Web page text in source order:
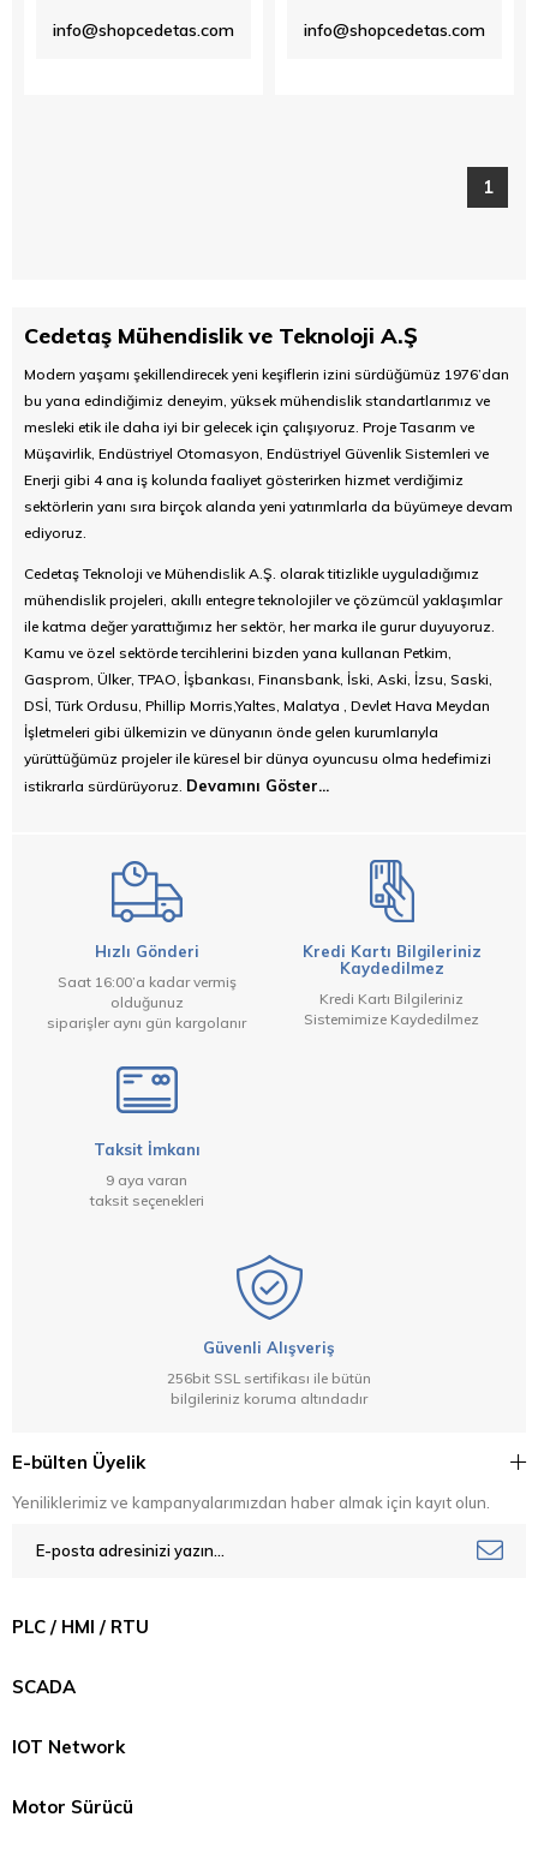
info@shopcedetas.com info@shopcedetas.com
1
Cedetaş Mühendislik ve Teknoloji A.Ş
Modern yaşamı şekillendirecek yeni keşiflerin izini sürdüğümüz 1976’dan
bu yana edindiğimiz deneyim, yüksek mühendislik standartlarımız ve
mesleki etik ile daha iyi bir gelecek için çalışıyoruz. Proje Tasarım ve
Müşavirlik, Endüstriyel Otomasyon, Endüstriyel Güvenlik Sistemleri ve
Enerji gibi 4 ana iş kolunda faaliyet gösterirken hizmet verdiğimiz
sektörlerin yanı sıra birçok alanda yeni yatırımlarla da büyümeye devam
ediyoruz.
Cedetaş Teknoloji ve Mühendislik A.Ş. olarak titizlikle uyguladığımız
mühendislik projeleri, akıllı entegre teknolojiler ve çözümcül yaklaşımlar
ile katma değer yarattığımız her sektör, her marka ile gurur duyuyoruz.
Kamu ve özel sektörde tercihlerini bizden yana kullanan Petkim,
Gasprom, Ülker, TPAO, İşbankası, Finansbank, İski, Aski, İzsu, Saski,
DSİ, Türk Ordusu, Phillip Morris,Yaltes, Malatya , Devlet Hava Meydan
İşletmeleri gibi ülkemizin ve dünyanın önde gelen kurumlarıyla
yürüttüğümüz projeler ile küresel bir dünya oyuncusu olma hedefimizi
istikrarla sürdürüyoruz. Devamını Göster...
Hızlı Gönderi
Saat 16:00’a kadar vermiş
olduğunuz
siparişler aynı gün kargolanır
Kredi Kartı Bilgileriniz
Kaydedilmez
Kredi Kartı Bilgileriniz
Sistemimize Kaydedilmez
Taksit İmkanı
9 aya varan
taksit seçenekleri
Güvenli Alışveriş
256bit SSL sertifikası ile bütün
bilgileriniz koruma altındadır
E-bülten Üyelik
Yeniliklerimiz ve kampanyalarımızdan haber almak için kayıt olun.
PLC / HMI / RTU
SCADA
IOT Network
Motor Sürücü